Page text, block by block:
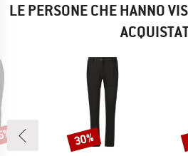
LE PERSONE CHE HANNO
Sconto
30%